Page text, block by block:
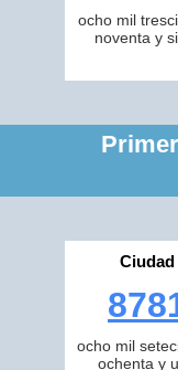
ocho mil
noventa y
Ciudad
ocho mil
ochenta y